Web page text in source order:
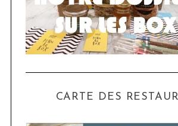
CARTE DES